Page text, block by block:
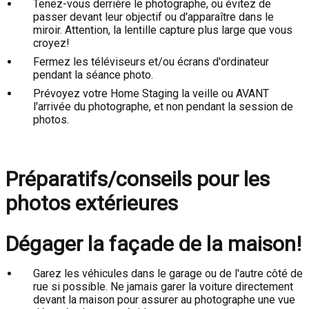
Tenez-vous derrière le photographe, ou évitez de
passer devant leur objectif ou d'apparaître dans le
miroir. Attention, la lentille capture plus large que vous
croyez!
Fermez les téléviseurs et/ou écrans d'ordinateur
pendant la séance photo.
Prévoyez votre Home Staging la veille ou AVANT
l'arrivée du photographe, et non pendant la session de
photos.
Préparatifs/conseils pour les
photos extérieures
Dégager la façade de la maison!
Garez les véhicules dans le garage ou de l'autre côté de
rue si possible. Ne jamais garer la voiture directement
devant la maison pour assurer au photographe une vue